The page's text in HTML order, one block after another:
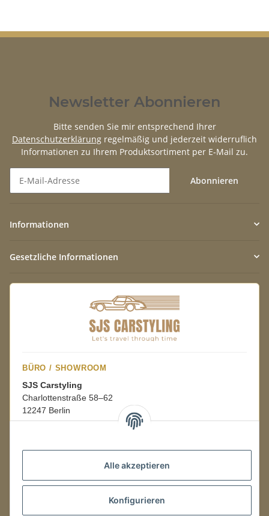
Alle akzeptieren
Konfigurieren
Newsletter Abonnieren
Bitte senden Sie mir entsprechend Ihrer
Datenschutzerklärung regelmäßig und jederzeit widerruflich
Informationen zu Ihrem Produktsortiment per E-Mail zu.
Abonnieren
Informationen
Gesetzliche Informationen
BÜRO / SHOWROOM
SJS Carstyling
Charlottenstraße 58–62
12247 Berlin
08:00–16:00 Uhr
LAGER / RETOUREN
Packmonster Fulfillment
SJS Carstyling Lager